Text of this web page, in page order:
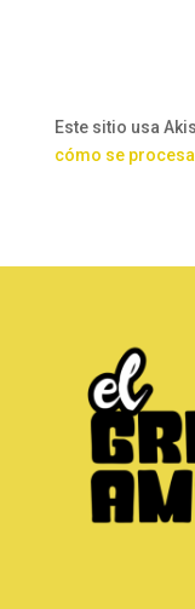
Este sitio usa
cómo se